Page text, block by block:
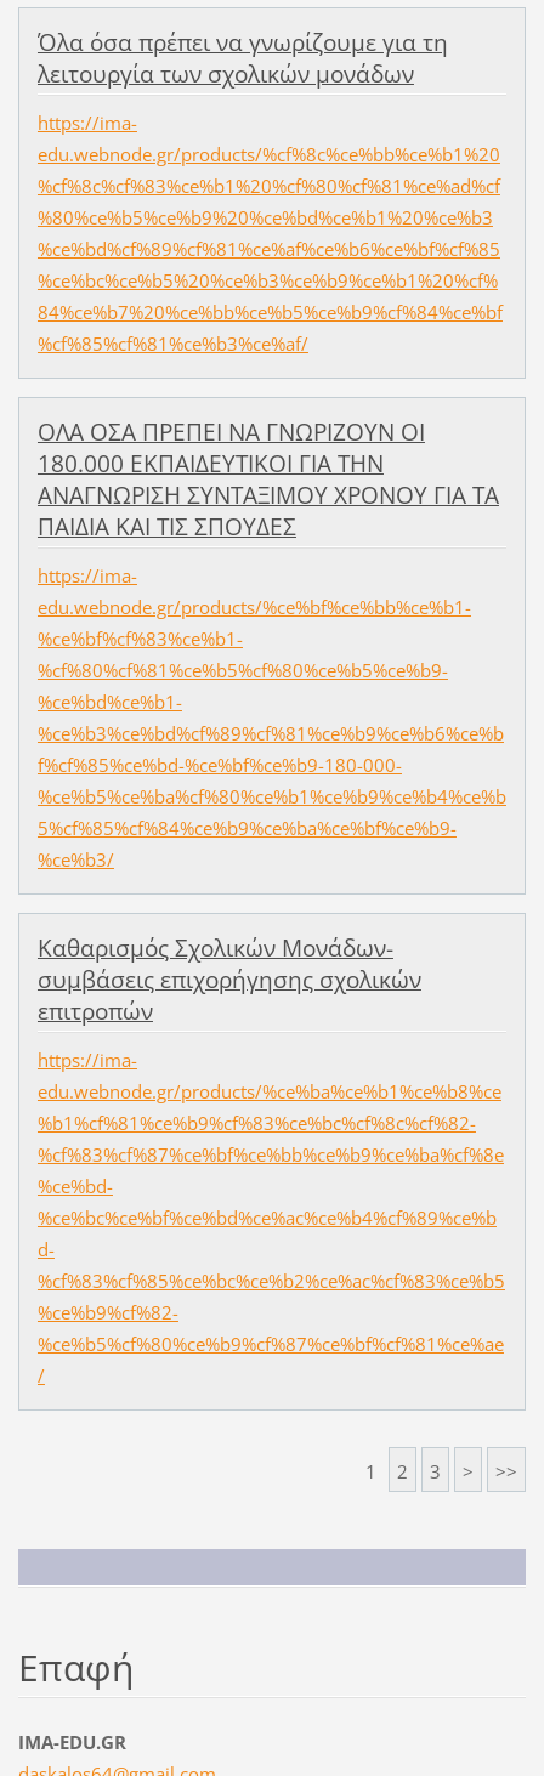
Όλα όσα πρέπει να γνωρίζουμε για τη
λειτουργία των σχολικών μονάδων
https://ima-
edu.webnode.gr/products/%cf%8c%ce%bb%ce%b1%20
%cf%8c%cf%83%ce%b1%20%cf%80%cf%81%ce%ad%cf
%80%ce%b5%ce%b9%20%ce%bd%ce%b1%20%ce%b3
%ce%bd%cf%89%cf%81%ce%af%ce%b6%ce%bf%cf%85
%ce%bc%ce%b5%20%ce%b3%ce%b9%ce%b1%20%cf%
84%ce%b7%20%ce%bb%ce%b5%ce%b9%cf%84%ce%bf
%cf%85%cf%81%ce%b3%ce%af/
ΟΛΑ ΟΣΑ ΠΡΕΠΕΙ ΝΑ ΓΝΩΡΙΖΟΥΝ ΟΙ
180.000 ΕΚΠΑΙΔΕΥΤΙΚΟΙ ΓΙΑ ΤΗΝ
ΑΝΑΓΝΩΡΙΣΗ ΣΥΝΤΑΞΙΜΟΥ ΧΡΟΝΟΥ ΓΙΑ ΤΑ
ΠΑΙΔΙΑ ΚΑΙ ΤΙΣ ΣΠΟΥΔΕΣ
https://ima-
edu.webnode.gr/products/%ce%bf%ce%bb%ce%b1-
%ce%bf%cf%83%ce%b1-
%cf%80%cf%81%ce%b5%cf%80%ce%b5%ce%b9-
%ce%bd%ce%b1-
%ce%b3%ce%bd%cf%89%cf%81%ce%b9%ce%b6%ce%b
f%cf%85%ce%bd-%ce%bf%ce%b9-180-000-
%ce%b5%ce%ba%cf%80%ce%b1%ce%b9%ce%b4%ce%b
5%cf%85%cf%84%ce%b9%ce%ba%ce%bf%ce%b9-
%ce%b3/
Καθαρισμός Σχολικών Μονάδων-
συμβάσεις επιχορήγησης σχολικών
επιτροπών
https://ima-
edu.webnode.gr/products/%ce%ba%ce%b1%ce%b8%ce
%b1%cf%81%ce%b9%cf%83%ce%bc%cf%8c%cf%82-
%cf%83%cf%87%ce%bf%ce%bb%ce%b9%ce%ba%cf%8e
%ce%bd-
%ce%bc%ce%bf%ce%bd%ce%ac%ce%b4%cf%89%ce%b
d-
%cf%83%cf%85%ce%bc%ce%b2%ce%ac%cf%83%ce%b5
%ce%b9%cf%82-
%ce%b5%cf%80%ce%b9%cf%87%ce%bf%cf%81%ce%ae
/
1 2 3 > >>
Επαφή
IMA-EDU.GR